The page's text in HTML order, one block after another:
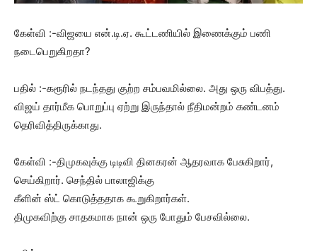
கேள்வி :-விஜயை என்.டி.ஏ. கூட்டணியில் இணைக்கும் பணி
நடைபெறுகிறதா?
பதில் :-கரூரில் நடந்தது குற்ற சம்பவமில்லை. அது ஒரு விபத்து.
விஜய் தார்மீக பொறுப்பு ஏற்று இருந்தால் நீதிமன்றம் கண்டனம்
தெரிவித்திருக்காது.
கேள்வி :-திமுகவுக்கு டிடிவி தினகரன் ஆதரவாக பேசுகிறார்,
செய்கிறார். செந்தில் பாலாஜிக்கு
கீளின் ஸ்ட் கொடுத்ததாக கூறுகிறார்கள்.
திமுகவிற்கு சாதகமாக நான் ஒரு போதும் பேசவில்லை.